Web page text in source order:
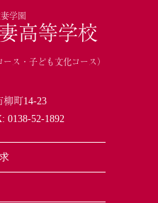
学園
高等学校
ス・子ども文化コース）
柳町14-23
0138-52-1892